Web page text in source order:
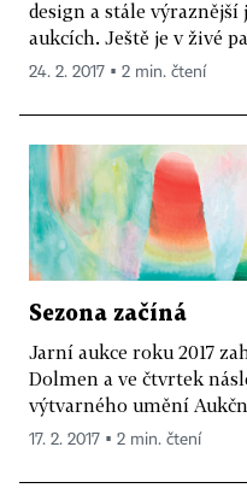
design a stále
aukcích. Ještě je v živé
24. 2. 2017 ▪ 2 min. čtení
Sezona začíná
Jarní aukce roku 2017
Dolmen a ve čtvrtek
výtvarného umění
17. 2. 2017 ▪ 2 min. čtení